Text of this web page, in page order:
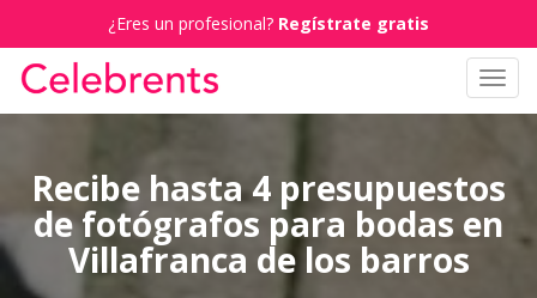
¿Eres un profesional? Regístrate gratis
Recibe hasta 4 presupuestos
de fotógrafos para bodas en
Villafranca de los barros